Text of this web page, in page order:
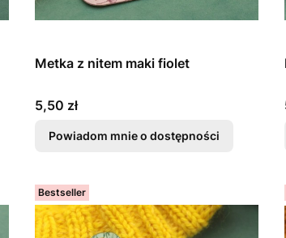
Metka z nitem maki fiolet
Cena
5,50 zł
Powiadom mnie o dostępności
Bestseller